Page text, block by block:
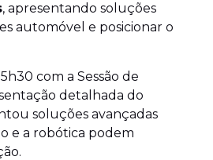
, apresentando soluções
automóvel e posicionar o
com a Sessão de
detalhada do
soluções avançadas
e a robótica podem